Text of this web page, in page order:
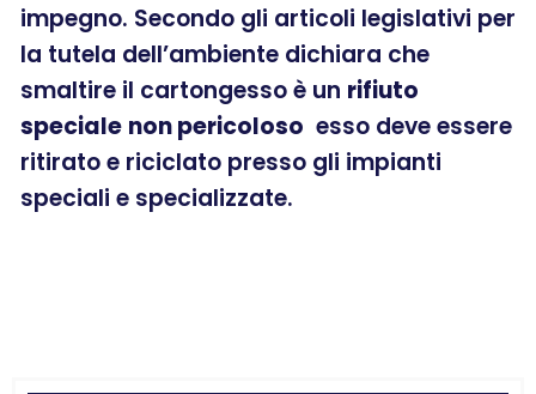
impegno. Secondo gli articoli legislativi per
la tutela dell’ambiente dichiara che
smaltire il cartongesso è un rifiuto
speciale non pericoloso esso deve essere
ritirato e riciclato presso gli impianti
speciali e specializzate.